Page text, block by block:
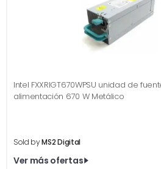
Intel FXXRIGT670WPSU unidad de
alimentación 670 W Metálico
Sold byMS2 Digital
Ver más ofertas